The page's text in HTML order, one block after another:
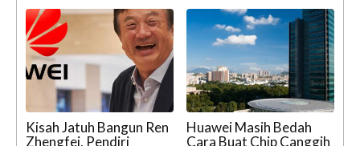
Kisah Jatuh Bangun Ren
Zhengfei, Pendiri
Huawei Masih Bedah
Cara Buat Chip Canggih